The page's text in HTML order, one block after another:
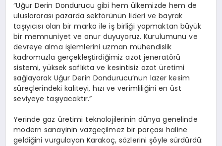
“Uğur Derin Dondurucu gibi hem ülkemizde hem de
uluslararası pazarda sektörünün lideri ve bayrak
taşıyıcısı olan bir marka ile iş birliği yapmaktan büyük
bir memnuniyet ve onur duyuyoruz. Kurulumunu ve
devreye alma işlemlerini uzman mühendislik
kadromuzla gerçekleştirdiğimiz azot jeneratörü
sistemi, yüksek saflıkta ve kesintisiz azot üretimi
sağlayarak Uğur Derin Dondurucu’nun lazer kesim
süreçlerindeki kaliteyi, hızı ve verimliliğini en üst
seviyeye taşıyacaktır.”
Yerinde gaz üretimi teknolojilerinin dünya genelinde
modern sanayinin vazgeçilmez bir parçası haline
geldiğini vurgulayan Karakoç, sözlerini şöyle sürdürdü: